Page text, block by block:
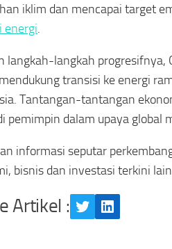
iklim dan mencapai target
energi.
langkah-langkah progresifnya,
transisi ke energi
Tantangan-tantangan
pemimpin dalam upaya global
informasi seputar
bisnis dan investasi terkini
Artikel : TwitterLinkedIn